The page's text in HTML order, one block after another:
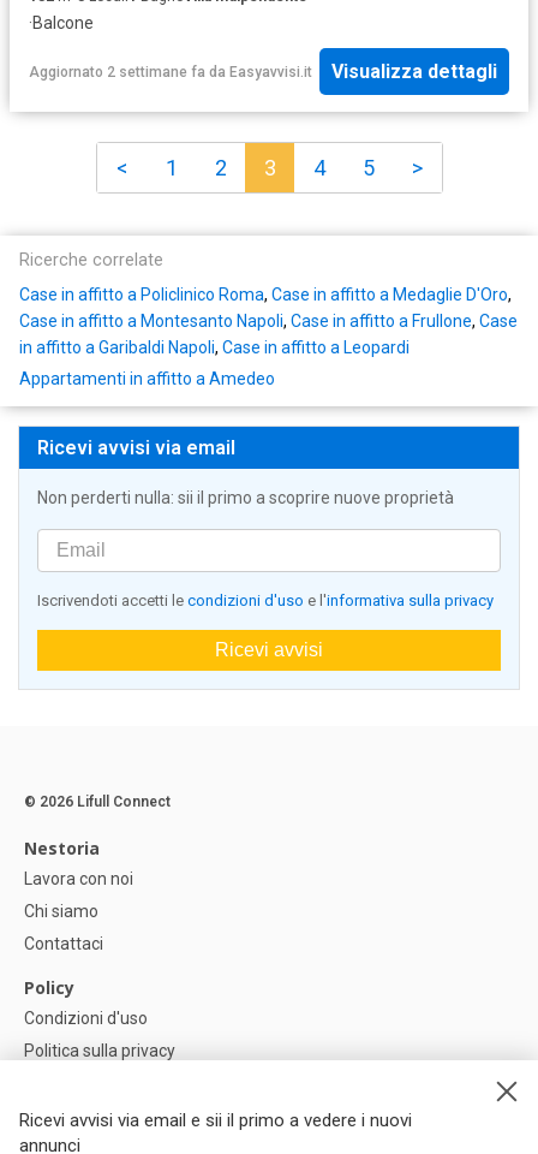
·Balcone
Aggiornato 2 settimane fa da Easyavvisi.it Visualizza dettagli
< 1 2 3 4 5 >
Ricerche correlate
Case in affitto a Policlinico Roma, Case in affitto a Medaglie D'Oro,
Case in affitto a Montesanto Napoli, Case in affitto a Frullone, Case
in affitto a Garibaldi Napoli, Case in affitto a Leopardi
Appartamenti in affitto a Amedeo
Ricevi avvisi via email
Non perderti nulla: sii il primo a scoprire nuove proprietà
Iscrivendoti accetti le condizioni d'uso e l'informativa sulla privacy
Ricevi avvisi
Ricevi avvisi via email e sii il primo a vedere i nuovi
annunci
© 2026 Lifull Connect
Nestoria
Lavora con noi
Chi siamo
Contattaci
Policy
Condizioni d'uso
Politica sulla privacy
Impostazioni dei cookie